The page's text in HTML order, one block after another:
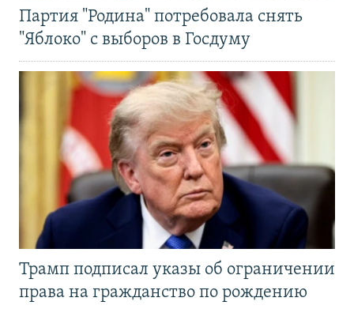
Партия "Родина" потребовала снять
"Яблоко" с выборов в Госдуму
Трамп подписал указы об ограничении
права на гражданство по рождению